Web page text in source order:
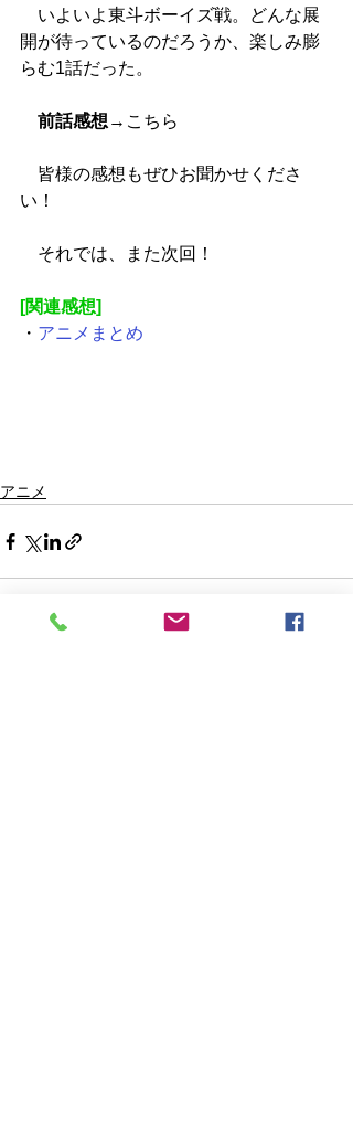
いよいよ東斗ボーイズ戦。どんな展
開が待っているのだろうか、楽しみ膨
らむ1話だった。
前話感想 → こちら
皆様の感想もぜひお聞かせくださ
い！
それでは、また次回！
[関連感想]
・ アニメまとめ
アニメ